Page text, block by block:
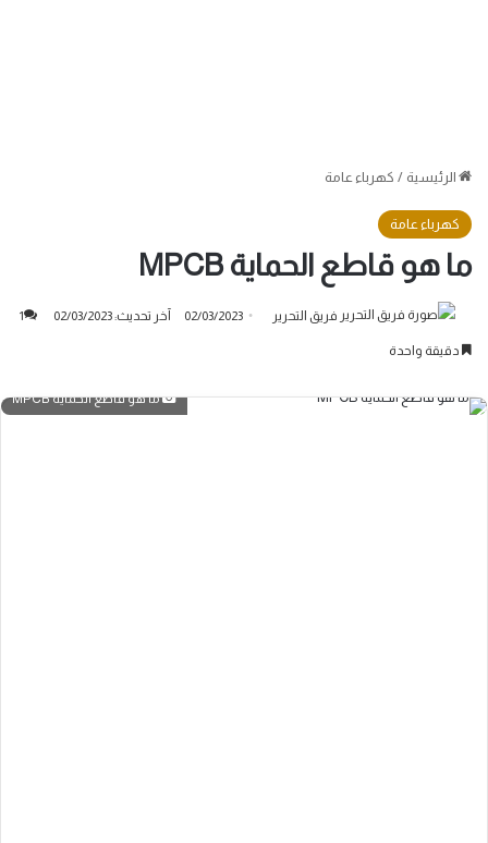
الرئيسية / كهرباء عامة
كهرباء عامة
ما هو قاطع الحماية MPCB
فريق التحرير 02/03/2023 آخر تحديث: 02/03/2023 1
دقيقة واحدة
ما هو قاطع الحماية MPCB